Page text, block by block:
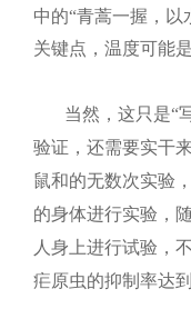
中的“青蒿一握，以
关键点，温度可能
当然，这只是“
验证，还需要实干
鼠和的无数次实验
的身体进行实验，
人身上进行试验，
疟原虫的抑制率达到